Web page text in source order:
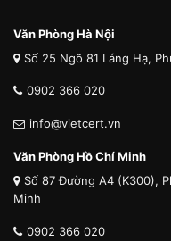
Văn Phòng Hà Nội
Số 25 Ngõ 81 Láng Hạ,
0902 366 020
info@vietcert.vn
Văn Phòng Hồ Chí Minh
Số 87 Đường A4 (K300),
Minh
0902 366 020